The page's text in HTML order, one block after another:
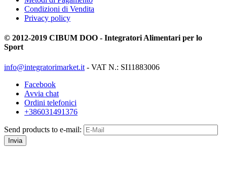
Condizioni di Vendita
Privacy policy
© 2012-2019 CIBUM DOO - Integratori Alimentari per lo
Sport
info@integratorimarket.it - VAT N.: SI11883006
Facebook
Avvia chat
Ordini telefonici
+386031491376
Send products to e-mail:
Invia